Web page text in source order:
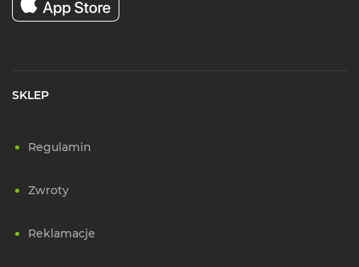
SKLEP
Regulamin
Zwroty
Reklamacje